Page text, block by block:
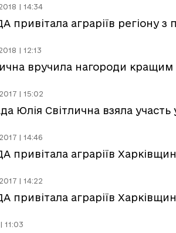
| 14:34
привітала аграріїв регіону
| 12:13
вручила нагороди кращим
| 15:02
Юлія Світлична взяла
| 14:46
привітала аграріїв
| 14:22
привітала аграріїв
11:03